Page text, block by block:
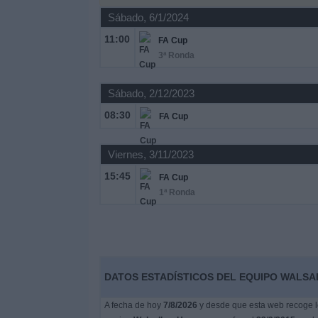
Sábado, 6/1/2024
11:00
FA Cup
3ª Ronda
Sábado, 2/12/2023
08:30 FA Cup
Viernes, 3/11/2023
15:45
FA Cup
1ª Ronda
DATOS ESTADÍSTICOS DEL EQUIPO
A fecha de hoy 7/8/2026 y desde que esta web recoge